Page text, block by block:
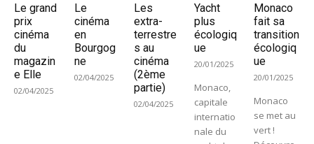
Le grand
prix
cinéma
du
magazin
e Elle
02/04/2025
Le
cinéma
en
Bourgog
ne
02/04/2025
Les
extra-
terrestre
s au
cinéma
(2ème
partie)
02/04/2025
Yacht
plus
écologiq
ue
20/01/2025
Monaco,
capitale
internatio
nale du
Monaco
fait sa
transition
écologiq
ue
20/01/2025
Monaco
se met au
vert !